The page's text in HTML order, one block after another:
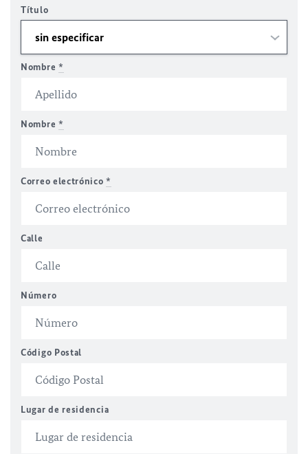
Título
Nombre *
Nombre *
Correo electrónico*
Calle
Número
Código Postal
Lugar de residencia